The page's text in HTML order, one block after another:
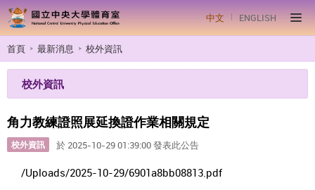
中文 ENGLISH
首頁 最新消息 校外資訊
校外資訊
角力教練證照展延換證作業相關規定
校外資訊 於 2025-10-29 01:39:00 發表此公告
/Uploads/2025-10-29/6901a8bb08813.pdf